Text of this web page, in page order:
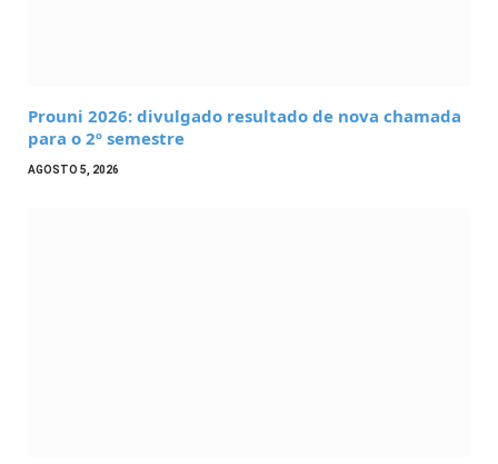
Prouni 2026: divulgado resultado de nova chamada
para o 2º semestre
AGOSTO 5, 2026